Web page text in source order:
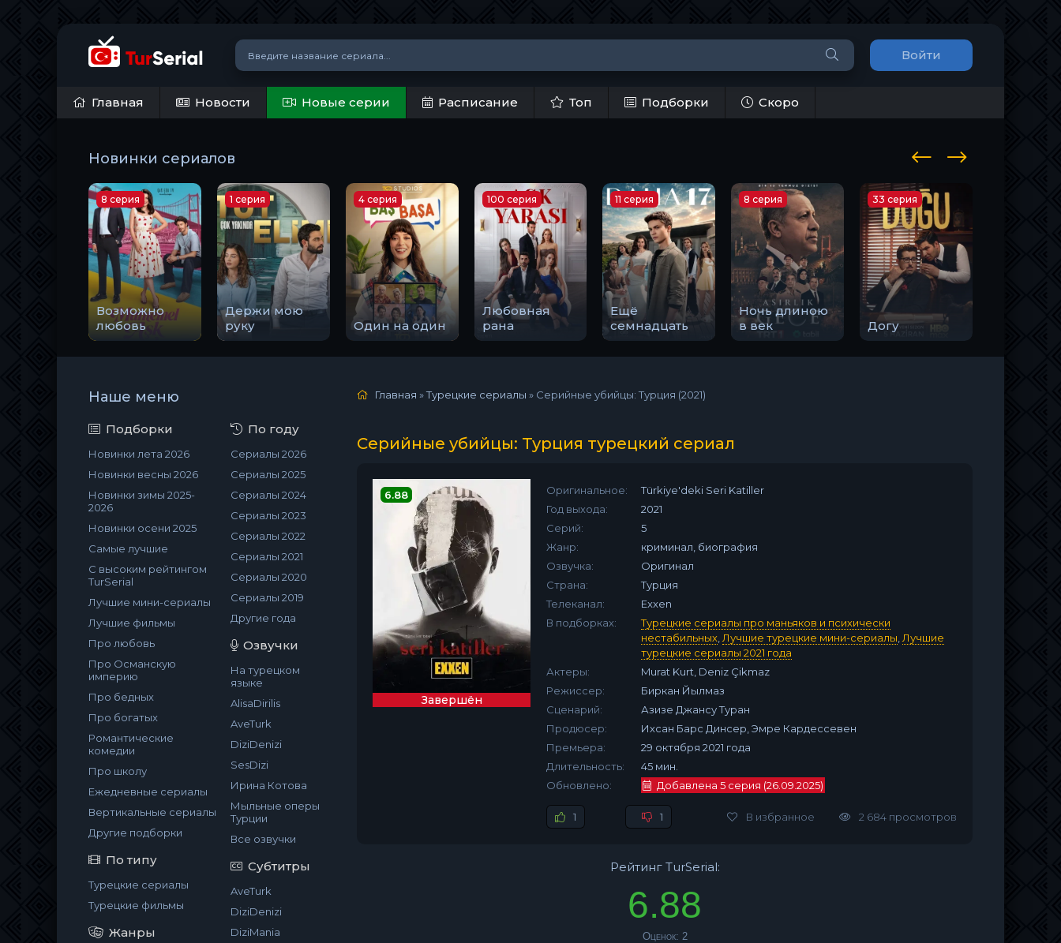
Войти
Главная Новости Новые серии Расписание Топ Подборки Скоро
Новинки сериалов
Возможно
любовь
8 серия
Держи мою
руку
1 серия
Один на один
4 серия
Любовная
рана
100 серия
Ещё
семнадцать
11 серия
Ночь длиною
в век
8 серия
Догу
33 серия
Наше меню
Подборки
Новинки лета 2026
Новинки весны 2026
Новинки зимы 2025-
2026
Новинки осени 2025
Самые лучшие
С высоким рейтингом
TurSerial
Лучшие мини-сериалы
Лучшие фильмы
Про любовь
Про Османскую
империю
Про бедных
Про богатых
Романтические
комедии
Про школу
Ежедневные сериалы
Вертикальные сериалы
Другие подборки
По типу
Турецкие сериалы
Турецкие фильмы
Жанры
По году
Сериалы 2026
Сериалы 2025
Сериалы 2024
Сериалы 2023
Сериалы 2022
Сериалы 2021
Сериалы 2020
Сериалы 2019
Другие года
Озвучки
На турецком
языке
AlisaDirilis
AveTurk
DiziDenizi
SesDizi
Ирина Котова
Мыльные оперы
Турции
Все озвучки
Субтитры
AveTurk
DiziDenizi
DiziMania
Главная »Турецкие сериалы » Серийные убийцы: Турция (2021)
Серийные убийцы: Турция турецкий сериал
6.88
Завершён
Оригинальное:
Türkiye'deki Seri Katiller
Год выхода:
2021
Серий:
5
Жанр:
криминал, биография
Озвучка:
Оригинал
Страна:
Турция
Телеканал:
Exxen
В подборках:
Турецкие сериалы про маньяков и психически
нестабильных Лучшие турецкие мини-сериалы Лучшие
турецкие сериалы 2021 года
Актеры:
Murat Kurt, Deniz Çikmaz
Режиссер:
Биркан Йылмаз
Сценарий:
Азизе Джансу Туран
Продюсер:
Ихсан Барс Динсер, Эмре Кардессевен
Премьера:
29 октября 2021 года
Длительность:
45 мин.
Обновлено:
Добавлена 5 серия (26.09.2025)
1 1 В избранное 2 684 просмотров
Рейтинг TurSerial:
6.88
Оценок: 2